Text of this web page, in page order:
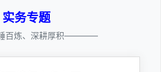
实务专题
炼、深耕厚积————